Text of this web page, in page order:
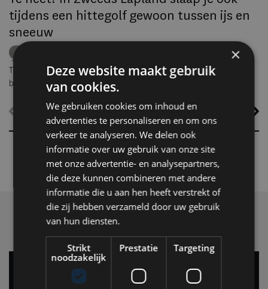
tijdens een hittegolf gewoon tussen ijs en
sneeuw
summer travel
Arctische reizen
Terwijl grote delen van Europa zuchten onder hoge temperaturen,
biedt ICEHOTEL in het Zweedse Jukkasjärvi een verrassend
hele jaar geopend, waardoor gasten zelfs midden in de zomer
kunnen overnachten in met de hand uit ijs vervaardigde Art Suites.
×
Deze website maakt gebruik
van cookies.
We gebruiken cookies om inhoud en
advertenties te personaliseren en om ons
verkeer te analyseren. We delen ook
informatie over uw gebruik van onze site
met onze advertentie- en analysepartners,
die deze kunnen combineren met andere
informatie die u aan hen heeft verstrekt of
die zij hebben verzameld door uw gebruik
van hun diensten.
Strikt
noodzakelijk
Prestatie Targeting